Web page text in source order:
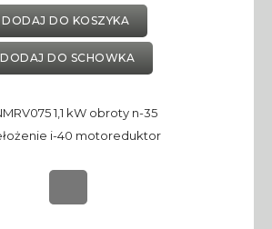
DODAJ DO KOSZYKA
DODAJ DO SCHOWKA